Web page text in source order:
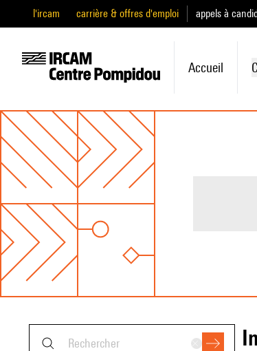
l'ircam carrière & offres d'emploi appels à
Accueil